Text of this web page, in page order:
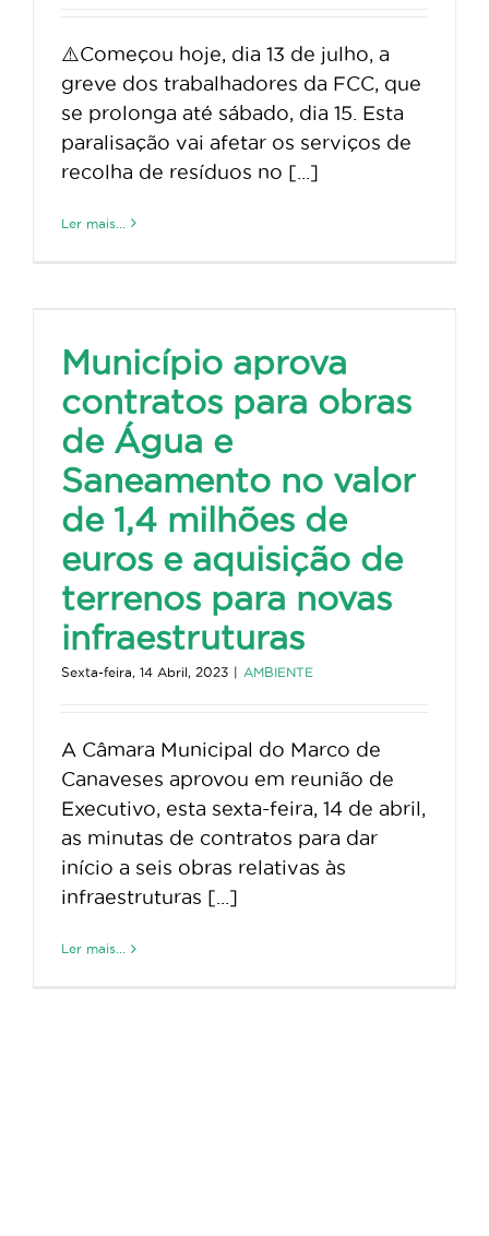
⚠️Começou hoje, dia 13 de julho, a
greve dos trabalhadores da FCC, que
se prolonga até sábado, dia 15. Esta
paralisação vai afetar os serviços de
recolha de resíduos no [...]
Ler mais...
Município aprova
contratos para obras
de Água e
Saneamento no valor
de 1,4 milhões de
euros e aquisição de
terrenos para novas
infraestruturas
Sexta-feira, 14 Abril, 2023 AMBIENTE
A Câmara Municipal do Marco de
Canaveses aprovou em reunião de
Executivo, esta sexta-feira, 14 de abril,
as minutas de contratos para dar
início a seis obras relativas às
infraestruturas [...]
Ler mais...